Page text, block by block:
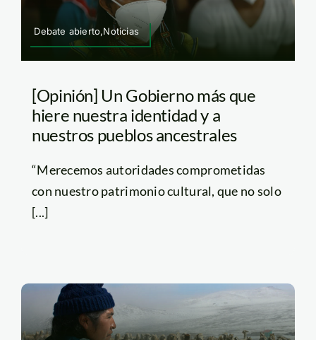
Debate abierto,Noticias
[Opinión] Un Gobierno más que
hiere nuestra identidad y a
nuestros pueblos ancestrales
“Merecemos autoridades comprometidas
con nuestro patrimonio cultural, que no solo
[...]